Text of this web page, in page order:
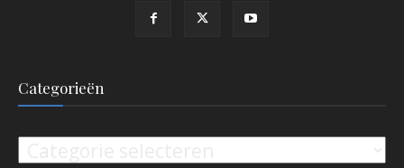
Categorieën
Categorieën